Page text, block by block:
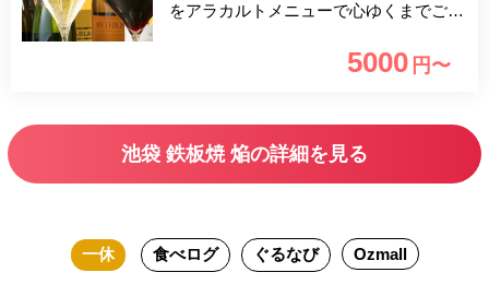
をアラカルトメニューで心ゆくまでご堪
5000 円〜
池袋 鉄板焼 焔の詳細を見る
一休 食べログ ぐるなび Ozmall